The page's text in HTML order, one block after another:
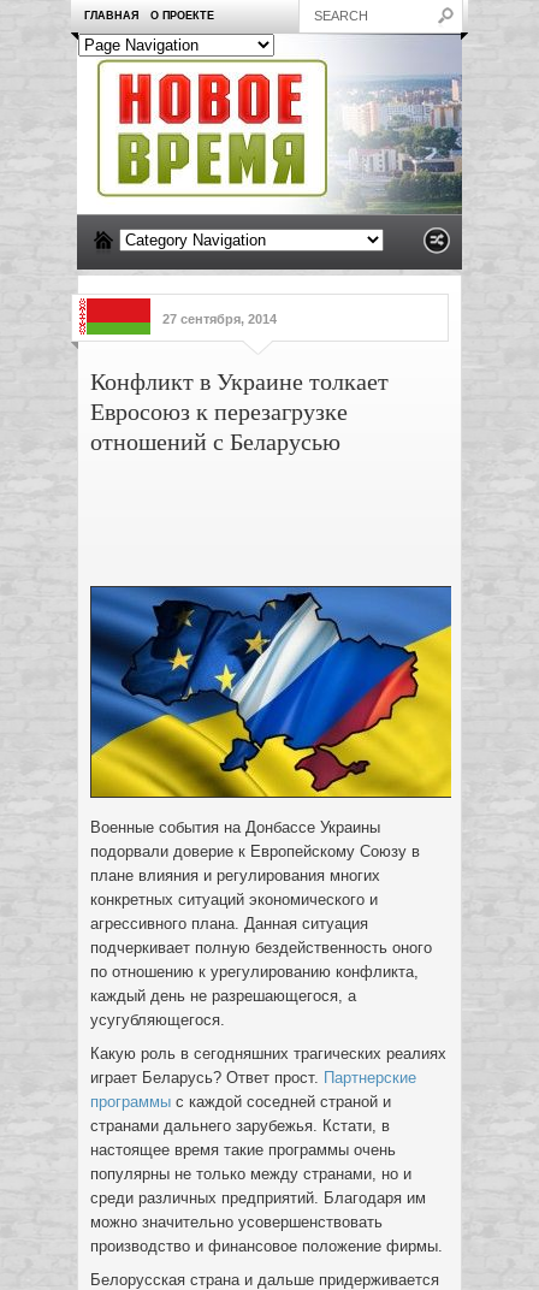
ГЛАВНАЯ О ПРОЕКТЕ
27 сентября, 2014
Конфликт в Украине толкает
Евросоюз к перезагрузке
отношений с Беларусью
Военные события на Донбассе Украины
подорвали доверие к Европейскому Союзу в
плане влияния и регулирования многих
конкретных ситуаций экономического и
агрессивного плана. Данная ситуация
подчеркивает полную бездейственность оного
по отношению к урегулированию конфликта,
каждый день не разрешающегося, а
усугубляющегося.
Какую роль в сегодняшних трагических реалиях
играет Беларусь? Ответ прост. Партнерские
программы с каждой соседней страной и
странами дальнего зарубежья. Кстати, в
настоящее время такие программы очень
популярны не только между странами, но и
среди различных предприятий. Благодаря им
можно значительно усовершенствовать
производство и финансовое положение фирмы.
Белорусская страна и дальше придерживается